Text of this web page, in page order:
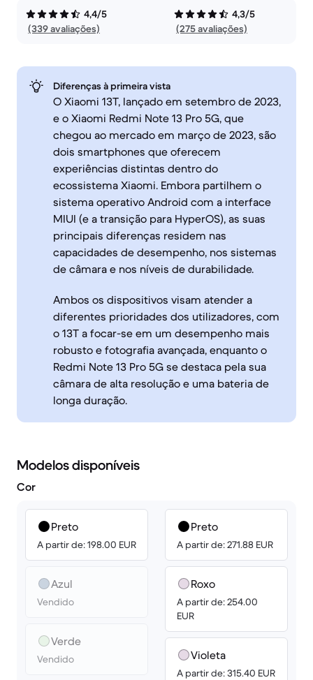
4,4/5
(339 avaliações)
4,3/5
(275 avaliações)
Diferenças à primeira vista
O Xiaomi 13T, lançado em setembro de 2023,
e o Xiaomi Redmi Note 13 Pro 5G, que
chegou ao mercado em março de 2023, são
dois smartphones que oferecem
experiências distintas dentro do
ecossistema Xiaomi. Embora partilhem o
sistema operativo Android com a interface
MIUI (e a transição para HyperOS), as suas
principais diferenças residem nas
capacidades de desempenho, nos sistemas
de câmara e nos níveis de durabilidade.
Ambos os dispositivos visam atender a
diferentes prioridades dos utilizadores, com
o 13T a focar-se em um desempenho mais
robusto e fotografia avançada, enquanto o
Redmi Note 13 Pro 5G se destaca pela sua
câmara de alta resolução e uma bateria de
longa duração.
Modelos disponíveis
Cor
Preto
A partir de: 198.00 EUR
Azul
Vendido
Verde
Vendido
Preto
A partir de: 271.88 EUR
Roxo
A partir de: 254.00
EUR
Violeta
A partir de: 315.40 EUR